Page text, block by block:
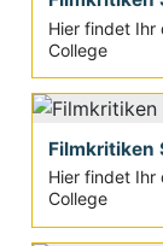
Hier findet Ihr
College
Filmkritiken
Hier findet Ihr
College